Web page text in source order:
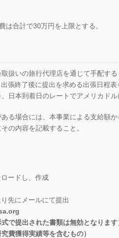
合計で30万円を上限とする。
いの旅行代理店を通じて手配する
終了後に提出を求める出張日程表
日本到着日のレートでアメリカドル
る場合には、本事業による支給額
の内容を記載すること。
ードし、作成
先にメールにて提出
で提出された書類は無効となります
費獲得実績等を含むもの）